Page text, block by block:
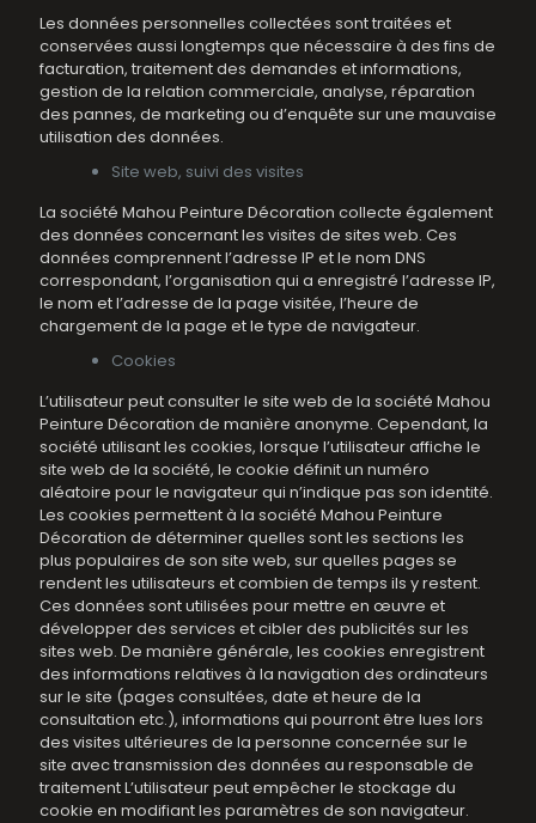
Les données personnelles collectées sont traitées et
conservées aussi longtemps que nécessaire à des fins de
facturation, traitement des demandes et informations,
gestion de la relation commerciale, analyse, réparation
des pannes, de marketing ou d’enquête sur une mauvaise
utilisation des données.
Site web, suivi des visites
La société Mahou Peinture Décoration collecte également
des données concernant les visites de sites web. Ces
données comprennent l’adresse IP et le nom DNS
correspondant, l’organisation qui a enregistré l’adresse IP,
le nom et l’adresse de la page visitée, l’heure de
chargement de la page et le type de navigateur.
Cookies
L’utilisateur peut consulter le site web de la société Mahou
Peinture Décoration de manière anonyme. Cependant, la
société utilisant les cookies, lorsque l’utilisateur affiche le
site web de la société, le cookie définit un numéro
aléatoire pour le navigateur qui n’indique pas son identité.
Les cookies permettent à la société Mahou Peinture
Décoration de déterminer quelles sont les sections les
plus populaires de son site web, sur quelles pages se
rendent les utilisateurs et combien de temps ils y restent.
Ces données sont utilisées pour mettre en œuvre et
développer des services et cibler des publicités sur les
sites web. De manière générale, les cookies enregistrent
des informations relatives à la navigation des ordinateurs
sur le site (pages consultées, date et heure de la
consultation etc.), informations qui pourront être lues lors
des visites ultérieures de la personne concernée sur le
site avec transmission des données au responsable de
traitement L’utilisateur peut empêcher le stockage du
cookie en modifiant les paramètres de son navigateur.